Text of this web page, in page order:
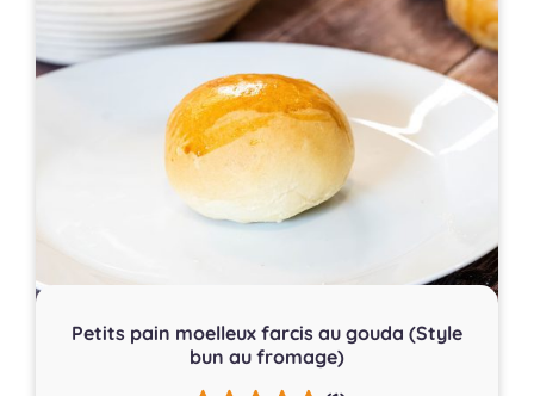
Petits pain moelleux farcis au gouda (Style
bun au fromage)